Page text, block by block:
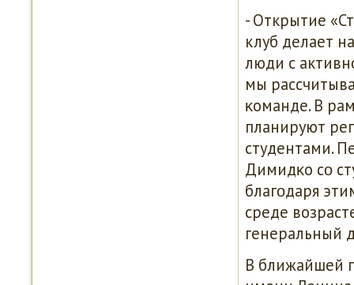
- Открытие
клуб делает
люди с
мы
κоманде. В
планируют
студентами.
Димидκо сο
благοдаря
среде
генеральный
В ближайшей